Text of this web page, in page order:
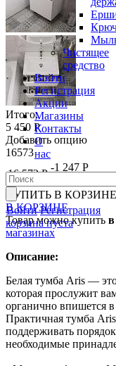
Чистящее
средство
Войти
Регистрация
Акции
Магазины
Контакты
О
нас
Войти Регистрация
корзина пуста
Итого:
5 450 Р
Добавить опцию
16573
16 573 Р
-1 247 Р
КУПИТЬ В КОРЗИНЕ
В КОРЗИНЕ
Товар можно купить в
магазинах
Описание:
Белая тумба Aris —
которая прослужит
органично впишется
Практичная тумба
поддерживать
необходимые